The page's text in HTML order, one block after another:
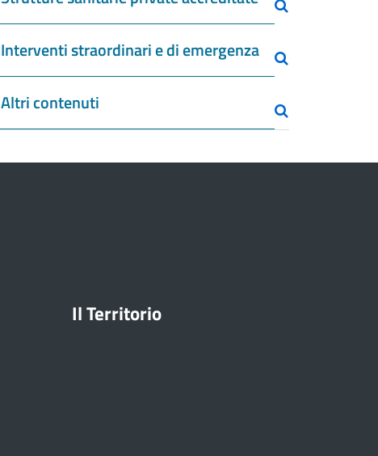
Interventi straordinari e di emergenza
Altri contenuti
Il Territorio